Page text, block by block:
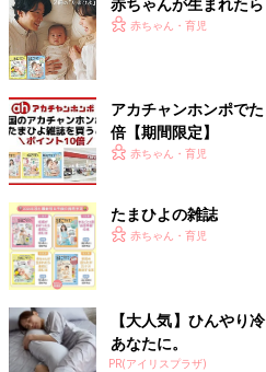
赤ちゃん・育児
アカチャンホンポで
倍【期間限定】
赤ちゃん・育児
たまひよの雑誌
赤ちゃん・育児
【大人気】ひんやり
あなたに。
PR(アイリスプラザ)